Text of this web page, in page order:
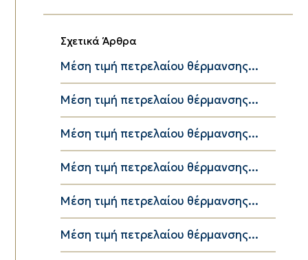
Σχετικά Άρθρα
Μέση τιμή πετρελαίου θέρμανσης...
Μέση τιμή πετρελαίου θέρμανσης...
Μέση τιμή πετρελαίου θέρμανσης...
Μέση τιμή πετρελαίου θέρμανσης...
Μέση τιμή πετρελαίου θέρμανσης...
Μέση τιμή πετρελαίου θέρμανσης...